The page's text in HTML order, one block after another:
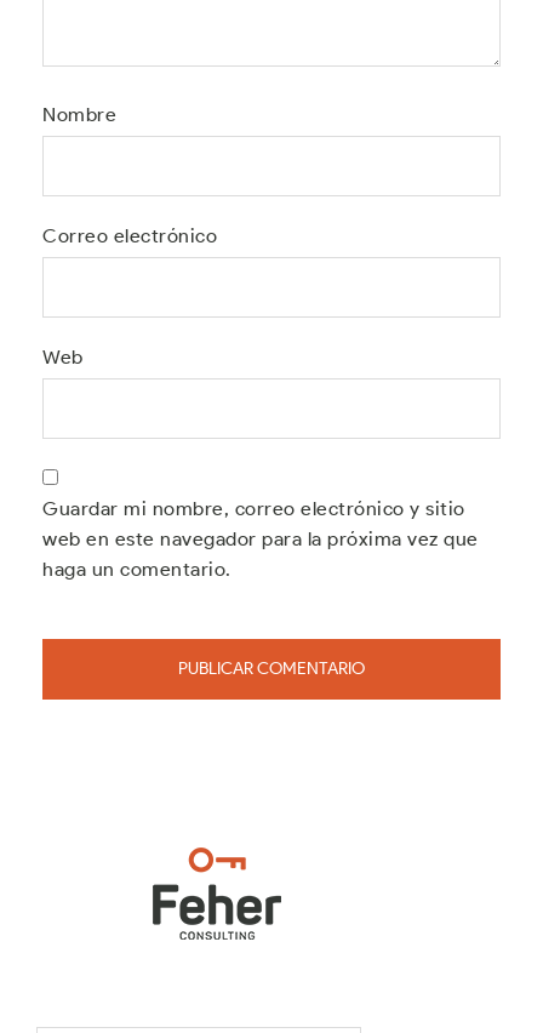
Nombre
Correo electrónico
Web
Guardar mi nombre, correo electrónico y sitio
web en este navegador para la próxima vez que
haga un comentario.